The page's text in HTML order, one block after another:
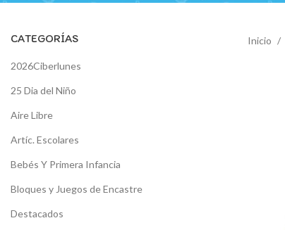
CATEGORÍAS
2026Ciberlunes
25 Dia del Niño
Aire Libre
Artíc. Escolares
Bebés Y Primera Infancia
Bloques y Juegos de Encastre
Destacados
Inicio